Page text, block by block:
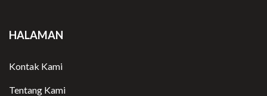
HALAMAN
Kontak Kami
Tentang Kami